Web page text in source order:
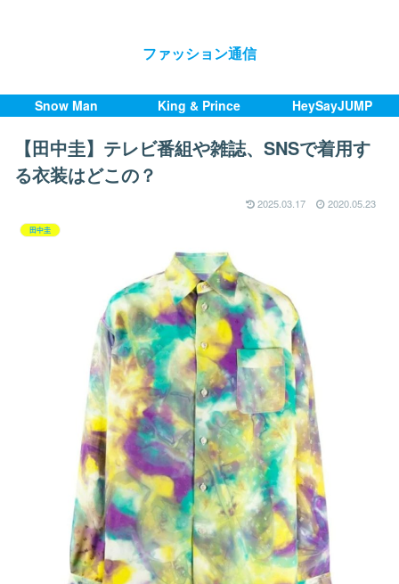
ファッション通信
Snow Man King & Prince HeySayJUMP
【田中圭】テレビ番組や雑誌、SNSで着用す
る衣装はどこの？
2025.03.17 2020.05.23
田中圭